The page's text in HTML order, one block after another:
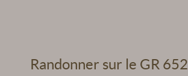
Randonner sur le GR 652